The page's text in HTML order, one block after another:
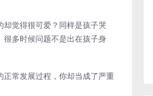
觉得很可爱？同样是孩子哭
多时候问题不是出在孩子身
常发展过程，你却当成了严重